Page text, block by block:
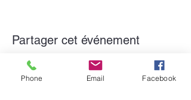
Partager cet événement
Phone Email Facebook